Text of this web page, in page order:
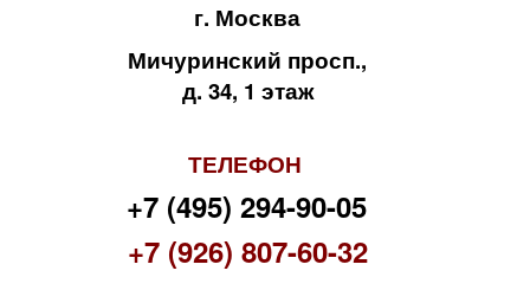
г. Москва
Мичуринский просп.,
д. 34, 1 этаж
ТЕЛЕФОН
+7 (495) 294-90-05
+7 (926) 807-60-32